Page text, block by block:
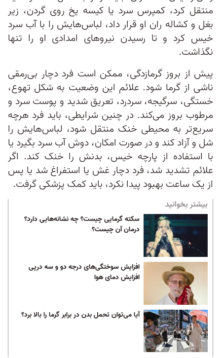
منتقل کرد، کمپرس سرد یا کیسه یخ روی گردن، زیر
بغل و کشاله ران او قرار داد، لباس‌هایش را با آب سرد
خیس کرد و تا رسیدن نیروهای امدادی او را تنها
نگذاشت.
پیش از بروز گرمازدگی، ممکن است فرد دچار بی‌رمقی
ناشی از گرما شود. علائم این وضعیت به شکل تهوع،
خستگی، سرگیجه، سردرد، تعریق شدید و پوست سرد و
مرطوب بروز می‌کند. در چنین شرایطی، باید فرد هرچه
سریع‌تر به محیطی خنک منتقل شود، لباس‌هایش را
شل و آزاد کند و در صورت امکان، دوش آب سرد بگیرد یا
با استفاده از پارچه‌ خیس، بدنش را خنک کند. اگر
علائم تشدید شد، فرد دچار غش یا استفراغ شد یا پس
از یک ساعت بهبود پیدا نکرد، باید کمک پزشکی گرفت.
بیشتر بخوانید
سکته گرمایی چیست؟ چه نشانه‌هایی دارد؟
درمان آن چیست؟
افزایش سوختگی‌های درجه دو و سه درپی
افزایش دمای هوا
آیا می‌توان تحمل بدن در برابر گرما را بالا برد؟